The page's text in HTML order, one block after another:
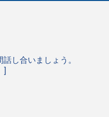
し合いましょう。
]